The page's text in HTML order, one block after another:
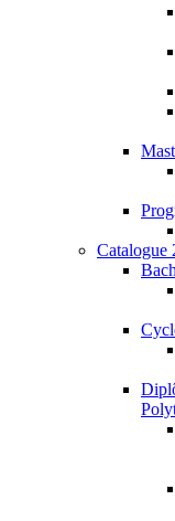
Catalogue